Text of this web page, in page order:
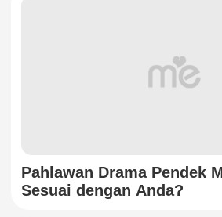
Pahlawan Drama Pendek
Sesuai dengan Anda?